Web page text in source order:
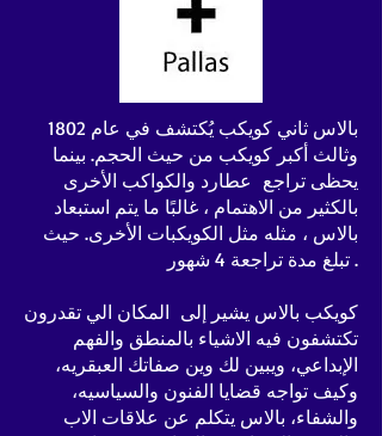
وثالث أكبر كويكب من حيث الحجم. بينما
يحظى تراجع عطارد والكواكب الأخرى
بالكثير من الاهتمام ، غالبًا ما يتم استبعاد
بالاس ، مثله مثل الكويكبات الأخرى. حيث
تبلغ مدة تراجعة 4 شهور .
كويكب بالاس يشير إلى المكان الي تقدرون
تكتشفون فيه الاشياء بالمنطق والفهم
الإبداعي، ويبين لك وين صفاتك العبقريه،
وكيف تواجه قضايا الفنون والسياسيه،
والشفاء، بالاس يتكلم عن علاقات الاب